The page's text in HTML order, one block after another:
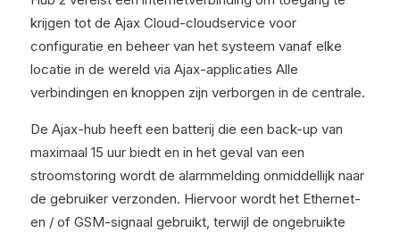
krijgen tot de Ajax Cloud-cloudservice voor
configuratie en beheer van het systeem vanaf elke
locatie in de wereld via Ajax-applicaties Alle
verbindingen en knoppen zijn verborgen in de centrale.
De Ajax-hub heeft een batterij die een back-up van
maximaal 15 uur biedt en in het geval van een
stroomstoring wordt de alarmmelding onmiddellijk naar
de gebruiker verzonden. Hiervoor wordt het Ethernet-
en / of GSM-signaal gebruikt, terwijl de ongebruikte